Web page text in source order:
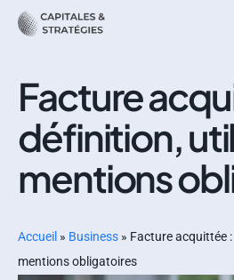
Facture
définition,
mentions
Accueil » Business » Facture acquittée
mentions obligatoires